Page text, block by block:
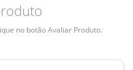
no botão Avaliar Produto.